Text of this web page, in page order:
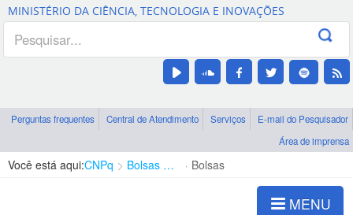
Canais
MINISTÉRIO DA CIÊNCIA, TECNOLOGIA E INOVAÇÕES
Perguntas frequentes Central de Atendimento Serviços
E-mail do Pesquisador
Área de imprensa
Você está aqui:CNPq Bolsas e Auxílios Vigentes Bolsas
MENU